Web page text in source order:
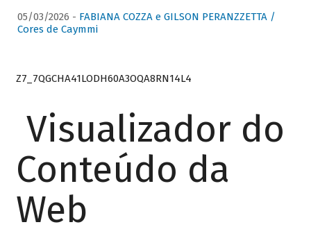
05/03/2026 - FABIANA COZZA e GILSON PERANZZETTA /
Cores de Caymmi
Z7_7QGCHA41LODH60A3OQA8RN14L4
Visualizador do
Conteúdo da
Web